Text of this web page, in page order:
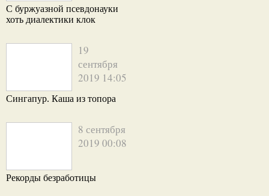
С буржуазной псевдонауки
хоть диалектики клок
19
сентября
2019 14:05
Сингапур. Каша из топора
8 сентября
2019 00:08
Рекорды безработицы